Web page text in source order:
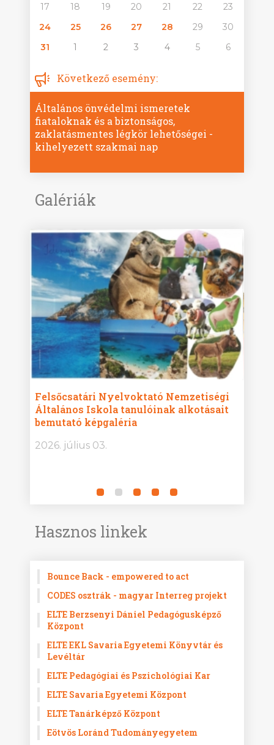
17
18 19 20 21 22
23
24
25 26 27 28 29
30
31
1 2 3 4 5 6
Következő esemény:
Általános önvédelmi ismeretek
fiataloknak és a biztonságos,
zaklatásmentes légkör lehetőségei -
kihelyezett szakmai nap
Galériák
Felsőcsatári Nyelvoktató Nemzetiségi
Általános Iskola tanulóinak alkotásait
bemutató képgaléria
2026. július 03.
Hasznos linkek
Bounce Back - empowered to act
CODES osztrák - magyar Interreg projekt
ELTE Berzsenyi Dániel Pedagógusképző
Központ
ELTE EKL Savaria Egyetemi Könyvtár és
Levéltár
ELTE Pedagógiai és Pszichológiai Kar
ELTE Savaria Egyetemi Központ
ELTE Tanárképző Központ
Eötvös Loránd Tudományegyetem